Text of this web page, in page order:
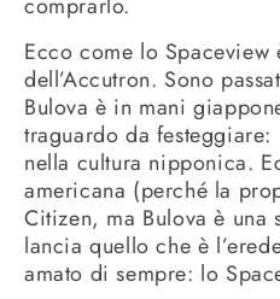
comprarlo.
Ecco come lo Spaceview
dell’Accutron. Sono
Bulova è in mani
traguardo da festeggiare:
nella cultura nipponica.
americana (perché la
Citizen, ma Bulova è una
lancia quello che è
amato di sempre: lo